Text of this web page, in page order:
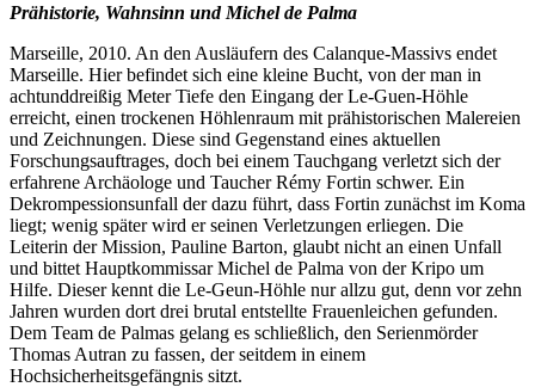
Prähistorie, Wahnsinn und Michel de Palma
Marseille, 2010. An den Ausläufern des Calanque-Massivs endet
Marseille. Hier befindet sich eine kleine Bucht, von der man in
achtunddreißig Meter Tiefe den Eingang der Le-Guen-Höhle
erreicht, einen trockenen Höhlenraum mit prähistorischen Malereien
und Zeichnungen. Diese sind Gegenstand eines aktuellen
Forschungsauftrages, doch bei einem Tauchgang verletzt sich der
erfahrene Archäologe und Taucher Rémy Fortin schwer. Ein
Dekrompessionsunfall der dazu führt, dass Fortin zunächst im Koma
liegt; wenig später wird er seinen Verletzungen erliegen. Die
Leiterin der Mission, Pauline Barton, glaubt nicht an einen Unfall
und bittet Hauptkommissar Michel de Palma von der Kripo um
Hilfe. Dieser kennt die Le-Geun-Höhle nur allzu gut, denn vor zehn
Jahren wurden dort drei brutal entstellte Frauenleichen gefunden.
Dem Team de Palmas gelang es schließlich, den Serienmörder
Thomas Autran zu fassen, der seitdem in einem
Hochsicherheitsgefängnis sitzt.